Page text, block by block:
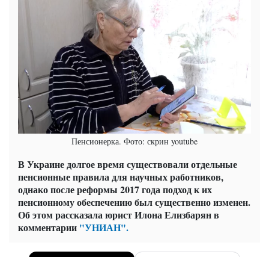
Пенсионерка. Фото: скрин youtube
В Украине долгое время существовали отдельные
пенсионные правила для научных работников,
однако после реформы 2017 года подход к их
пенсионному обеспечению был существенно изменен.
Об этом рассказала юрист Илона Елизбарян в
комментарии "УНИАН".